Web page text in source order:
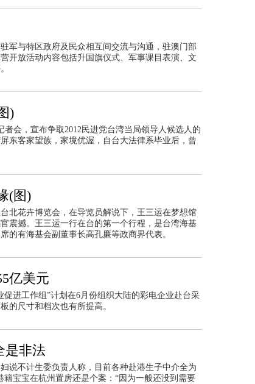
军与特区政府及民众相互间交流与沟通，驻澳门部
开放活动内容包括升国旗仪式、军事课目表演、文
)
会，宣布争取2012民进党台湾当局领导人候选人的
东客家望族，家境优渥，自台大法律系毕业后，曾
(图)
北花卉博览会，在导览员解说下，王三运在梦想馆
震撼。王三运一行在台的第一个行程，是台湾海基
的有海基会副董事长高孔廉等政商界代表。
亿美元
进工作组”计划在6月份组织大陆的彩电企业赴台采
的尺寸和档次也有所提高。
是非法
说不计生委负责人称，目前各种赴港生子中介全为
宝在杭州置房还是个案：“因为一般还没到需要